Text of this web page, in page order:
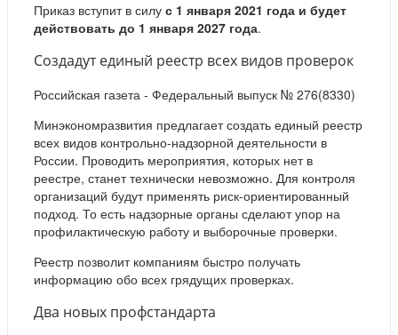
Приказ вступит в силу с 1 января 2021 года и будет
действовать до 1 января 2027 года.
Создадут единый реестр всех видов проверок
Российская газета - Федеральный выпуск № 276(8330)
Минэкономразвития предлагает создать единый реестр
всех видов контрольно-надзорной деятельности в
России. Проводить мероприятия, которых нет в
реестре, станет технически невозможно. Для контроля
организаций будут применять риск-ориентированный
подход. То есть надзорные органы сделают упор на
профилактическую работу и выборочные проверки.
Реестр позволит компаниям быстро получать
информацию обо всех грядущих проверках.
Два новых профстандарта